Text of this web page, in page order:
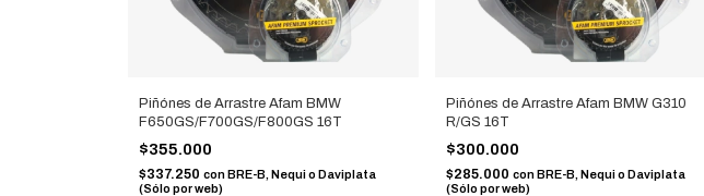
Piñónes de Arrastre Afam BMW
F650GS/F700GS/F800GS 16T
$355.000
$337.250 conBRE-B, Nequi o Daviplata
(Sólo por web)
Piñónes de Arrastre Afam BMW G310
R/GS 16T
$300.000
$285.000conBRE-B, Nequi o Daviplata
(Sólo por web)